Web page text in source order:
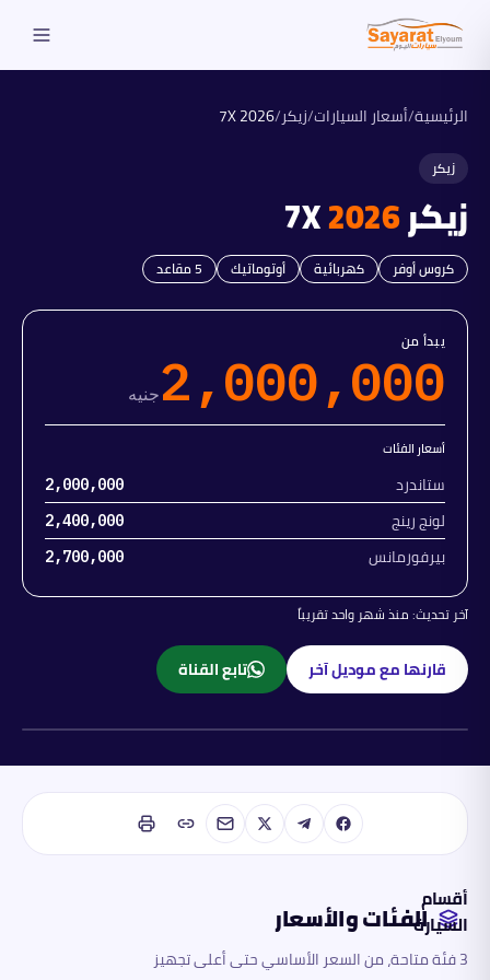
الرئيسية/أسعار السيارات/زيكر/
7X2026
زيكر
زيكر 7X2026
كروس أوفر كهربائية أوتوماتيك 5مقاعد
يبدأ من
2,000,000جنيه
أسعار الفئات
ستاندرد 2,000,000
لونج رينج 2,400,000
بيرفورمانس 2,700,000
آخر تحديث:منذ شهر واحد تقريباً
قارنها مع موديل آخر تابع القناة
أقسام
السيارةالفئات والأسعار
3 فئة متاحة، من السعر الأساسي حتى أعلى تجهيز